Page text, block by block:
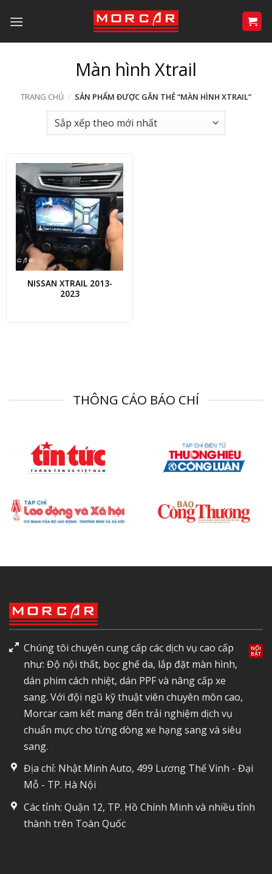
qua
nội
Màn hình Xtrail
TRANG CHỦ / SẢN PHẨM ĐƯỢC GẮN THẺ “MÀN HÌNH XTRAIL”
NISSAN XTRAIL 2013-
2023
THÔNG CÁO BÁO CHÍ
Chúng tôi chuyên cung cấp các dịch vụ cao cấp
như: Độ nội thất, bọc ghế da, lắp đặt màn hình,
dán phim cách nhiệt, dán PPF và nâng cấp xe
sang. Với đội ngũ kỹ thuật viên chuyên môn cao,
Morcar cam kết mang đến trải nghiệm dịch vụ
chuẩn mực cho từng dòng xe hạng sang và siêu
sang.
Địa chỉ: Nhật Minh Auto, 499 Lương Thế Vinh - Đại
Mỗ - TP. Hà Nội
Các tỉnh: Quận 12, TP. Hồ Chính Minh và nhiều tỉnh
thành trên Toàn Quốc